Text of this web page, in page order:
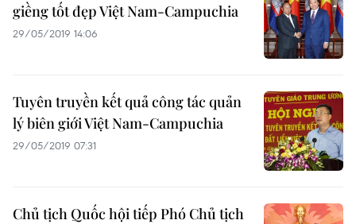
giềng tốt đẹp Việt Nam-Campuchia
29/05/2019 14:06
Tuyên truyền kết quả công tác quản
lý biên giới Việt Nam-Campuchia
29/05/2019 07:31
Chủ tịch Quốc hội tiếp Phó Chủ tịch